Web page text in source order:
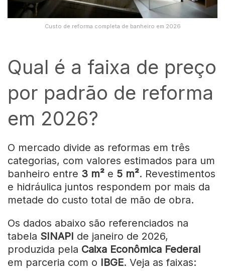
Custo de reforma completa de banheiro em 2026
Qual é a faixa de preço
por padrão de reforma
em 2026?
O mercado divide as reformas em três
categorias, com valores estimados para um
banheiro entre 3 m² e 5 m². Revestimentos
e hidráulica juntos respondem por mais da
metade do custo total de mão de obra.
Os dados abaixo são referenciados na
tabela SINAPI de janeiro de 2026,
produzida pela Caixa Econômica Federal
em parceria com o IBGE. Veja as faixas: